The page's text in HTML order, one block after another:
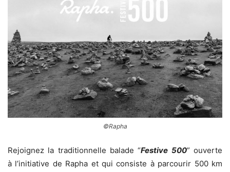
©Rapha
Rejoignez la traditionnelle balade “Festive 500” ouverte
à l’initiative de Rapha et qui consiste à parcourir 500 km